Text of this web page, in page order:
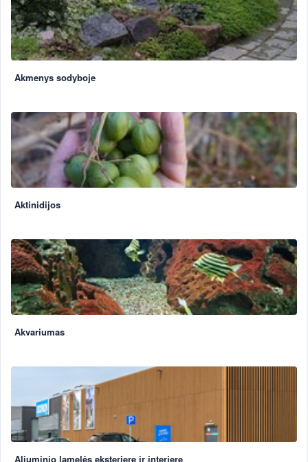
Akmenys sodyboje
Aktinidijos
Akvariumas
Aliuminio lamelės eksterjere ir interjere